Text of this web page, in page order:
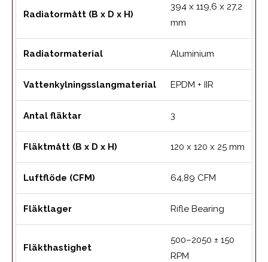
Radiatormått (B x D x H)
394 x 119,6 x 27,2
mm
Radiatormaterial Aluminium
Vattenkylningsslangmaterial EPDM + IIR
Antal fläktar 3
Fläktmått (B x D x H) 120 x 120 x 25 mm
Luftflöde (CFM) 64,89 CFM
Fläktlager Rifle Bearing
Fläkthastighet
500–2050 ± 150
RPM